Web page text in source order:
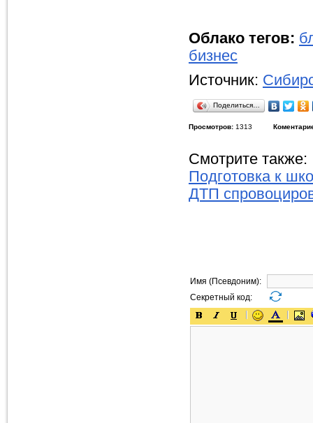
Облако тегов:
бизнес
Источник:
Поделиться…
Просмотров: 1313
Смотрите также:
Подготовка к
ДТП
Имя (Псевдоним):
Секретный код: